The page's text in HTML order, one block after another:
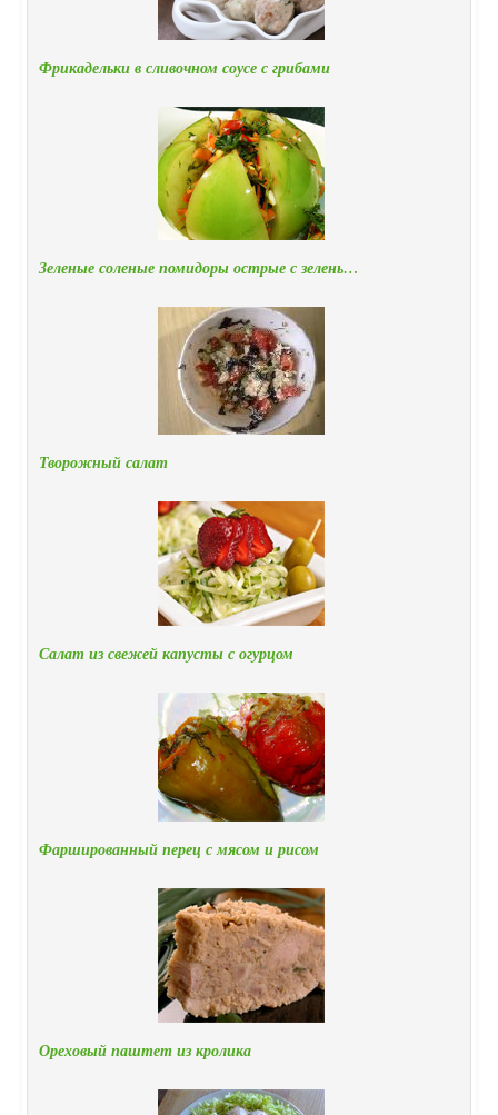
Фрикадельки в сливочном соусе с грибами
Зеленые соленые помидоры острые с зелень…
Творожный салат
Салат из свежей капусты с огурцом
Фаршированный перец с мясом и рисом
Ореховый паштет из кролика